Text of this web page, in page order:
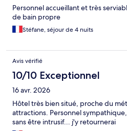
Personnel accueillant et très
de bain propre
Stéfane, séjour de 4 nuits
Avis vérifié
10/10 Exceptionnel
16 avr. 2026
Hôtel très bien situé, proche du
attractions. Personnel
sans être intrusif... j'y retournerai